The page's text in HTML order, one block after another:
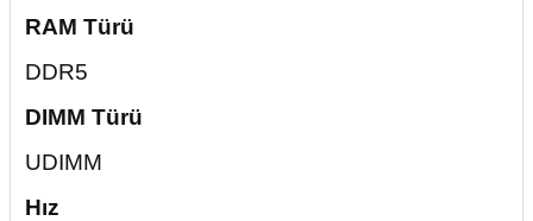
RAM Türü
DDR5
DIMM Türü
UDIMM
Hız